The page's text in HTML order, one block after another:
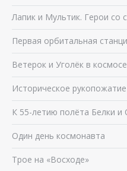
Лапик и Мультик. Герои
Первая орбитальная
Ветерок и Уголёк в космосе
Историческое
К 55-летию полёта Белки и
Один день космонавта
Трое на «Восходе»